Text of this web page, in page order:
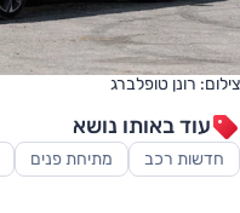
צילום: רונן טופלברג
עוד באותו נושא
חדשות רכב מתיחת פנים